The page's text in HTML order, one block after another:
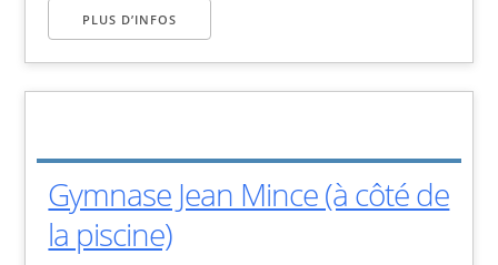
PLUS D’INFOS
Gymnase Jean Mince (à côté de
la piscine)